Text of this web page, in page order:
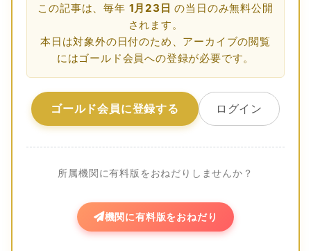
この記事は、毎年 1月23日 の当日のみ無料公開
されます。
本日は対象外の日付のため、アーカイブの閲覧
にはゴールド会員への登録が必要です。
ゴールド会員に登録する ログイン
所属機関に有料版をおねだりしませんか？
機関に有料版をおねだり